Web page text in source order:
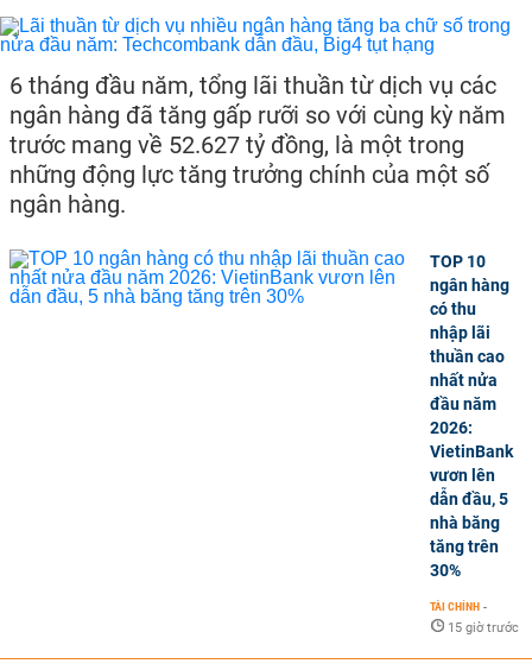
6 tháng đầu năm, tổng lãi thuần từ dịch vụ các
ngân hàng đã tăng gấp rưỡi so với cùng kỳ năm
trước mang về 52.627 tỷ đồng, là một trong
những động lực tăng trưởng chính của một số
ngân hàng.
TOP 10
ngân hàng
có thu
nhập lãi
thuần cao
nhất nửa
đầu năm
2026:
VietinBank
vươn lên
dẫn đầu, 5
nhà băng
tăng trên
30%
TÀI CHÍNH -
15 giờ trước